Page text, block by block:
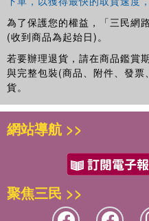
為了保護您的權益，「三民網路
(收到商品為起始日)。
若要辦理退貨，請在商品鑑賞
與完整包裝(商品、附件、發
貨。
網站導航 >>
聚焦三民 >>